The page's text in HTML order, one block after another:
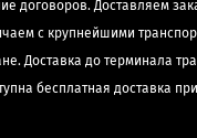
договоров. Доставляем
с крупнейшими
Доставка до терминала
бесплатная доставка